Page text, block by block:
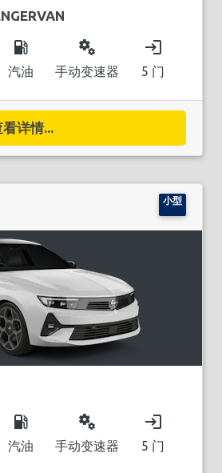
local_gas_station
汽油
miscellaneous_services
手动变速器
login
5 门
看详情...
小型
local_gas_station
汽油
miscellaneous_services
手动变速器
login
5 门